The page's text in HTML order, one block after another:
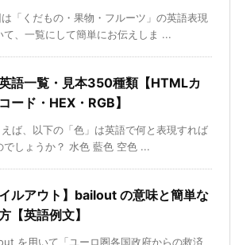
「くだもの・果物・フルーツ」の英語表現
て、一覧にして簡単にお伝えしま ...
語一覧・見本350種類【HTMLカ
ード・HEX・RGB】
えば、以下の「色」は英語で何と表現すれば
でしょうか？ 水色 藍色 空色 ...
イルアウト】bailout の意味と簡単な
【英語例文】
を用いて「ユーロ圏各国政府からの救済